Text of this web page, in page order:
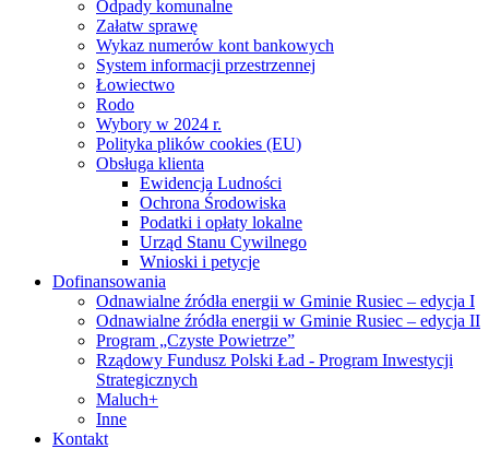
Odpady komunalne
Załatw sprawę
Wykaz numerów kont bankowych
System informacji przestrzennej
Łowiectwo
Rodo
Wybory w 2024 r.
Polityka plików cookies (EU)
Obsługa klienta
Ewidencja Ludności
Ochrona Środowiska
Podatki i opłaty lokalne
Urząd Stanu Cywilnego
Wnioski i petycje
Dofinansowania
Odnawialne źródła energii w Gminie Rusiec – edycja I
Odnawialne źródła energii w Gminie Rusiec – edycja II
Program „Czyste Powietrze”
Rządowy Fundusz Polski Ład - Program Inwestycji
Strategicznych
Maluch+
Inne
Kontakt